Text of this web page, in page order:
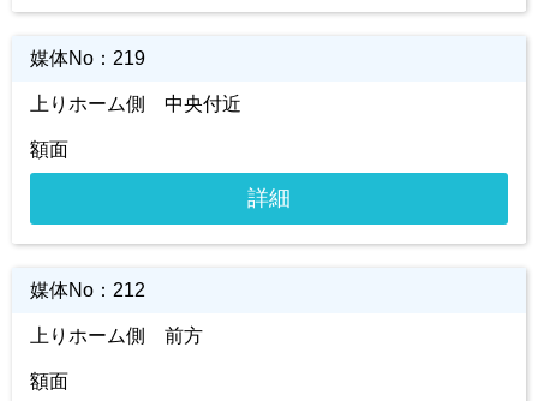
媒体No： 219
上りホーム側 中央付近
額面
詳細
媒体No： 212
上りホーム側 前方
額面